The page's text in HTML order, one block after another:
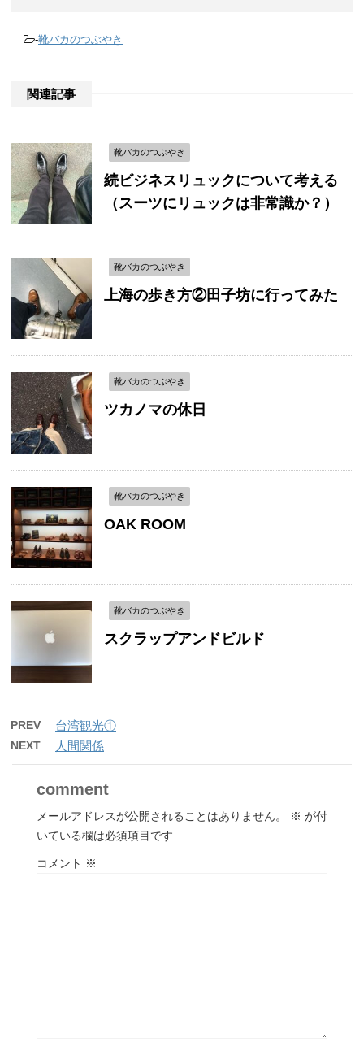
-靴バカのつぶやき
関連記事
靴バカのつぶやき
続ビジネスリュックについて考える
（スーツにリュックは非常識か？）
靴バカのつぶやき
上海の歩き方②田子坊に行ってみた
靴バカのつぶやき
ツカノマの休日
靴バカのつぶやき
OAK ROOM
靴バカのつぶやき
スクラップアンドビルド
PREV 台湾観光①
NEXT 人間関係
comment
メールアドレスが公開されることはありません。 ※ が付
いている欄は必須項目です
コメント ※